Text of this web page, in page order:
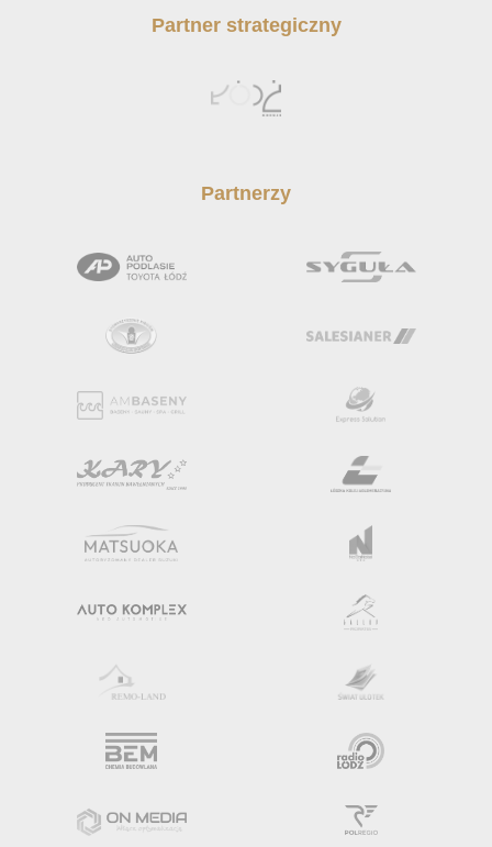
Partner strategiczny
Partnerzy